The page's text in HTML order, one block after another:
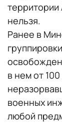
нельзя.
Ранее в
в нем от
военных
любой